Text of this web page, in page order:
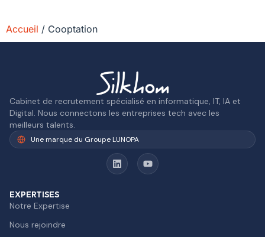
Accueil / Cooptation
Cabinet de recrutement spécialisé en informatique, IT, IA et
Digital. Nous connectons les entreprises tech avec les
meilleurs talents.
Une marque du Groupe LUNOPA
EXPERTISES
Notre Expertise
Nous rejoindre